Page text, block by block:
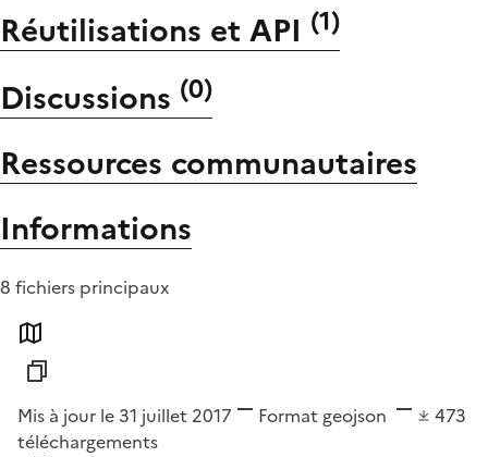
Réutilisations et API (1)
Discussions (0)
Ressources communautaires
Informations
8 fichiers principaux
Mis à jour le 31 juillet 2017 Format geojson
473
téléchargements